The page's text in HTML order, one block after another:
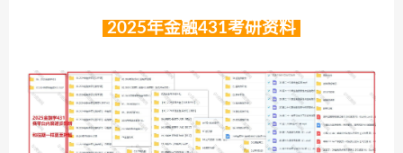
2025年金融431考研资料